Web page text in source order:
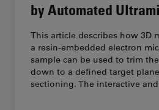
by Automated
This article describes how 3D
a resin-embedded electron
sample can be used to trim
down to a defined target
sectioning. The interactive